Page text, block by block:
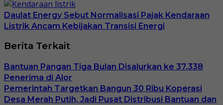
Daulat Energy Sebut Normalisasi Pajak Kendaraan
Listrik Ancam Kebijakan Transisi Energi
Berita Terkait
Bantuan Pangan Tiga Bulan Disalurkan ke 37.338
Penerima di Alor
Pemerintah Targetkan Bangun 30 Ribu Koperasi
Desa Merah Putih, Jadi Pusat Distribusi Bantuan dan